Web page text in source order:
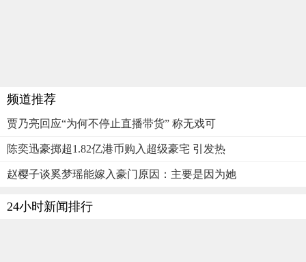
频道推荐
贾乃亮回应“为何不停止直播带货” 称无戏可
陈奕迅豪掷超1.82亿港币购入超级豪宅 引发热
赵樱子谈奚梦瑶能嫁入豪门原因：主要是因为她
24小时新闻排行